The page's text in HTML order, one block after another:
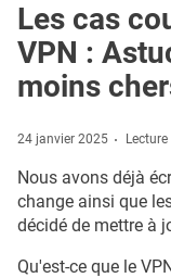
Les cas
VPN :
moins
24 janvier 2025
Nous avons déjà
change ainsi que
décidé de mettre à
Qu'est-ce que le